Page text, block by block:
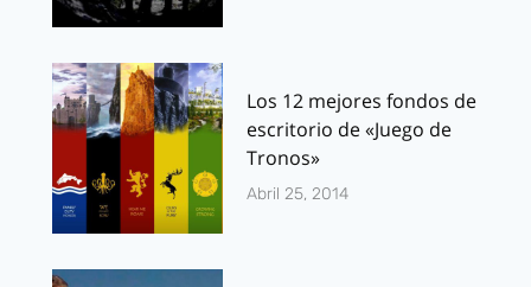
Los 12 mejores fondos de
escritorio de «Juego de
Tronos»
Abril 25, 2014